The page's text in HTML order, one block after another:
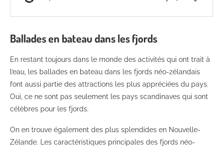
Ballades en bateau dans les fjords
En restant toujours dans le monde des activités qui ont trait à
l’eau, les ballades en bateau dans les fjords néo-zélandais
font aussi partie des attractions les plus appréciées du pays.
Oui, ce ne sont pas seulement les pays scandinaves qui sont
célèbres pour les fjords.
On en trouve également des plus splendides en Nouvelle-
Zélande. Les caractéristiques principales des fjords néo-